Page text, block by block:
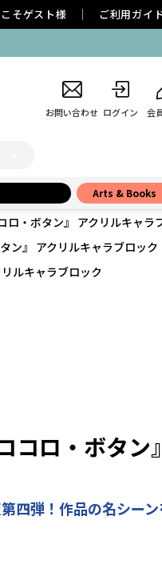
そゲスト様 ご利用ガイ
お問い合わせ ログイン 会
Arts & Books
ロ・ボタン』 アクリルキャラ
ン』 アクリルキャラブロック
ルキャラブロック
コロ・ボタン
四弾！作品の名シー